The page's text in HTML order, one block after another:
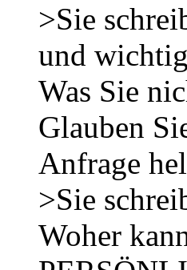
>Sie
und
Was Sie
Glauben
Anfrage
>Sie
Woher